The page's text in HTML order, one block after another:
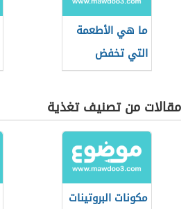
ما هي الأطعمة
التي تخفض
الكوليسترول
مقالات من تصنيف تغذية
مكونات البروتينات